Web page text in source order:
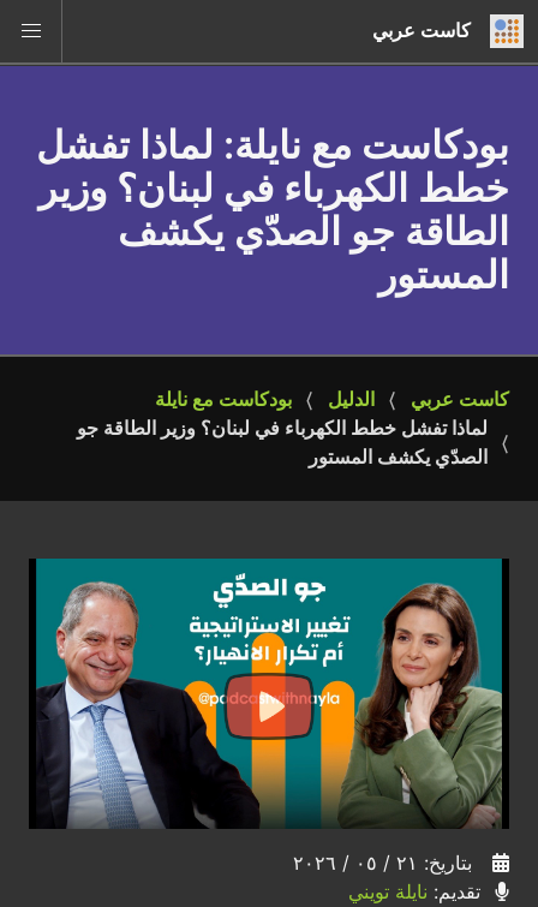
كاست عربي
بودكاست مع نايلة: لماذا تفشل
خطط الكهرباء في لبنان؟ وزير
الطاقة جو الصدّي يكشف
المستور
كاست عربي الدليل
بودكاست مع نايلة
لماذا تفشل خطط الكهرباء في لبنان؟ وزير الطاقة جو
الصدّي يكشف المستور
بتاريخ: ٢١ / ٠٥ / ٢٠٢٦
تقديم: نايلة تويني